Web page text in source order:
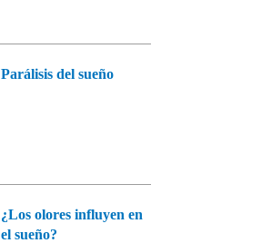
Parálisis del sueño
¿Los olores influyen en
el sueño?